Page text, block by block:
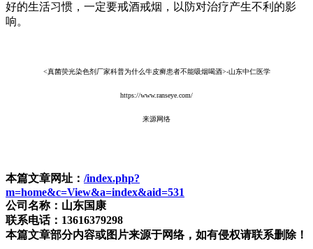
好的生活习惯，一定要戒酒戒烟，以防对治疗产生不利的影
响。
<真菌荧光染色剂厂家科普为什么牛皮癣患者不能吸烟喝酒>-山东中仁医学
https://www.ranseye.com/
来源网络
本篇文章网址： /index.php?
m=home&c=View&a=index&aid=531
公司名称：山东国康
联系电话：13616379298
本篇文章部分内容或图片来源于网络，如有侵权请联系删除！